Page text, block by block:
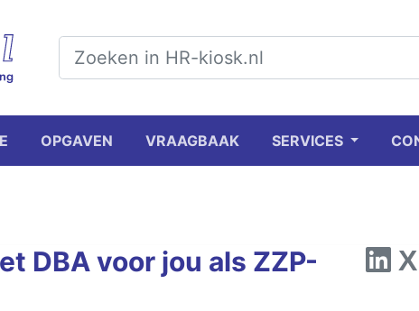
OPGAVEN VRAAGBAAK SERVICES
DBA voor jou als ZZP-